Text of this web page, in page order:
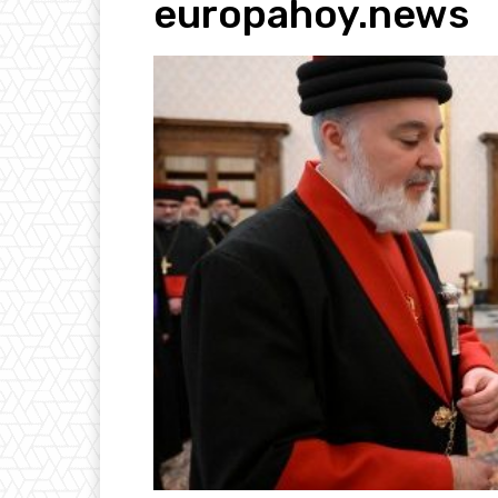
europahoy.news